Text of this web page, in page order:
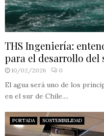
THS Ingeniería:
para el desarrollo del
10/02/2026 0
El agua será uno de los
en el sur de Chile....
PORTADA SOSTENIBILIDAD